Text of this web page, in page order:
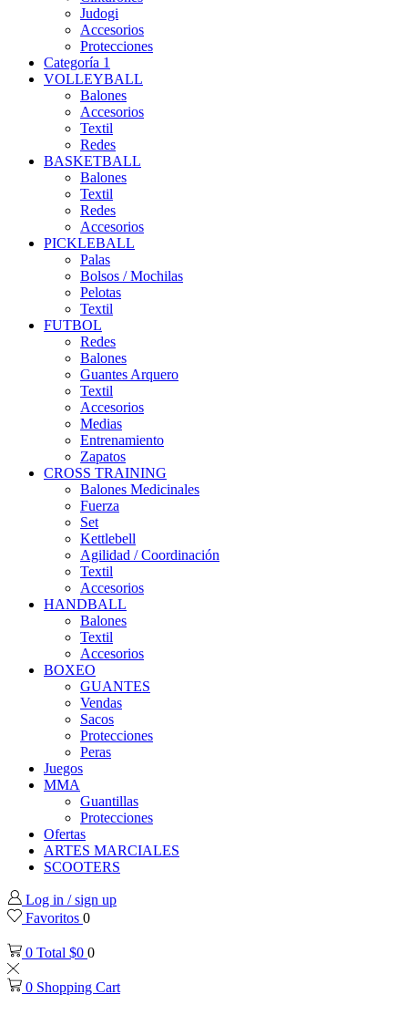
Judogi
Accesorios
Protecciones
Categoría 1
VOLLEYBALL
Balones
Accesorios
Textil
Redes
BASKETBALL
Balones
Textil
Redes
Accesorios
PICKLEBALL
Palas
Bolsos / Mochilas
Pelotas
Textil
FUTBOL
Redes
Balones
Guantes Arquero
Textil
Accesorios
Medias
Entrenamiento
Zapatos
CROSS TRAINING
Balones Medicinales
Fuerza
Set
Kettlebell
Agilidad / Coordinación
Textil
Accesorios
HANDBALL
Balones
Textil
Accesorios
BOXEO
GUANTES
Vendas
Sacos
Protecciones
Peras
Juegos
MMA
Guantillas
Protecciones
Ofertas
ARTES MARCIALES
SCOOTERS
Log in / sign up
Favoritos 0
0 Total $0 0
0 Shopping Cart